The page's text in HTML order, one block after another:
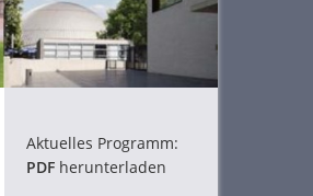
Aktuelles Programm:
PDF herunterladen